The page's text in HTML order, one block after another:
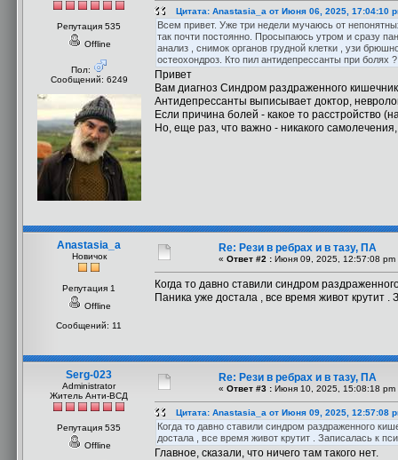
Репутация 535
Offline
Пол:
Сообщений: 6249
Цитата: Anastasia_a от Июня 06, 2025, 17:04:10
Всем привет. Уже три недели мучаюсь от
так почти постоянно. Просыпаюсь утром и сразу
анализ , снимок органов грудной клетки , узи
остеохондроз. Кто пил антидепрессанты при
Привет
Вам диагноз Синдром раздраженного
Антидепрессанты выписывает доктор,
Если причина болей - какое то расстройство
Но, еще раз, что важно - никакого
Anastasia_a
Новичок
Репутация 1
Offline
Сообщений: 11
Re: Рези в ребрах и в тазу, ПА
« Ответ #2 : Июня 09, 2025, 12:57:08 pm
Когда то давно ставили синдром
Паника уже достала , все время живот крутит .
Serg-023
Administrator
Житель Анти-ВСД
Репутация 535
Offline
Re: Рези в ребрах и в тазу, ПА
« Ответ #3 : Июня 10, 2025, 15:08:18 pm
Цитата: Anastasia_a от Июня 09, 2025, 12:57:08
Когда то давно ставили синдром раздраженного
достала , все время живот крутит . Записалась к
Главное, сказали, что ничего там такого нет.